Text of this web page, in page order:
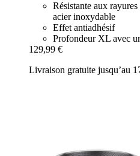
Résistante aux
acier inoxydable
Effet antiadhésif
Profondeur XL avec
129,99 €
Livraison gratuite jusqu’au